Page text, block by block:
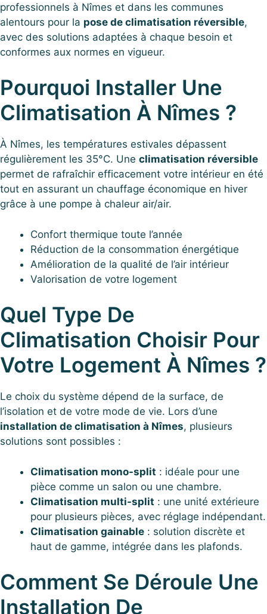
professionnels à Nîmes et dans les communes
alentours pour la pose de climatisation réversible,
avec des solutions adaptées à chaque besoin et
conformes aux normes en vigueur.
Pourquoi Installer Une
Climatisation À Nîmes ?
À Nîmes, les températures estivales dépassent
régulièrement les 35°C. Une climatisation réversible
permet de rafraîchir efficacement votre intérieur en été
tout en assurant un chauffage économique en hiver
grâce à une pompe à chaleur air/air.
Confort thermique toute l’année
Réduction de la consommation énergétique
Amélioration de la qualité de l’air intérieur
Valorisation de votre logement
Quel Type De
Climatisation Choisir Pour
Votre Logement À Nîmes ?
Le choix du système dépend de la surface, de
l’isolation et de votre mode de vie. Lors d’une
installation de climatisation à Nîmes, plusieurs
solutions sont possibles :
Climatisation mono-split : idéale pour une
pièce comme un salon ou une chambre.
Climatisation multi-split : une unité extérieure
pour plusieurs pièces, avec réglage indépendant.
Climatisation gainable : solution discrète et
haut de gamme, intégrée dans les plafonds.
Comment Se Déroule Une
Installation De